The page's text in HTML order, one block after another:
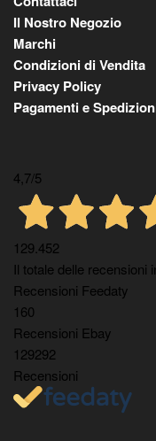
Il Nostro Negozio
Marchi
Condizioni di Vendita
Privacy Policy
Pagamenti e
4,7/5
129.452
Il totale delle recensioni
Recensioni Feedaty
160
Recensioni Ebay
129292
Recensioni